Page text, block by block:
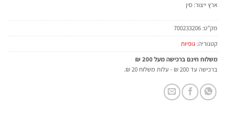
ארץ ייצור: סין
מק"ט: 700233206
קטגוריה: גופיות
משלוח חינם ברכישה מעל 200 ₪
ברכישה עד 200 ₪ - עלות משלוח 20 ₪.